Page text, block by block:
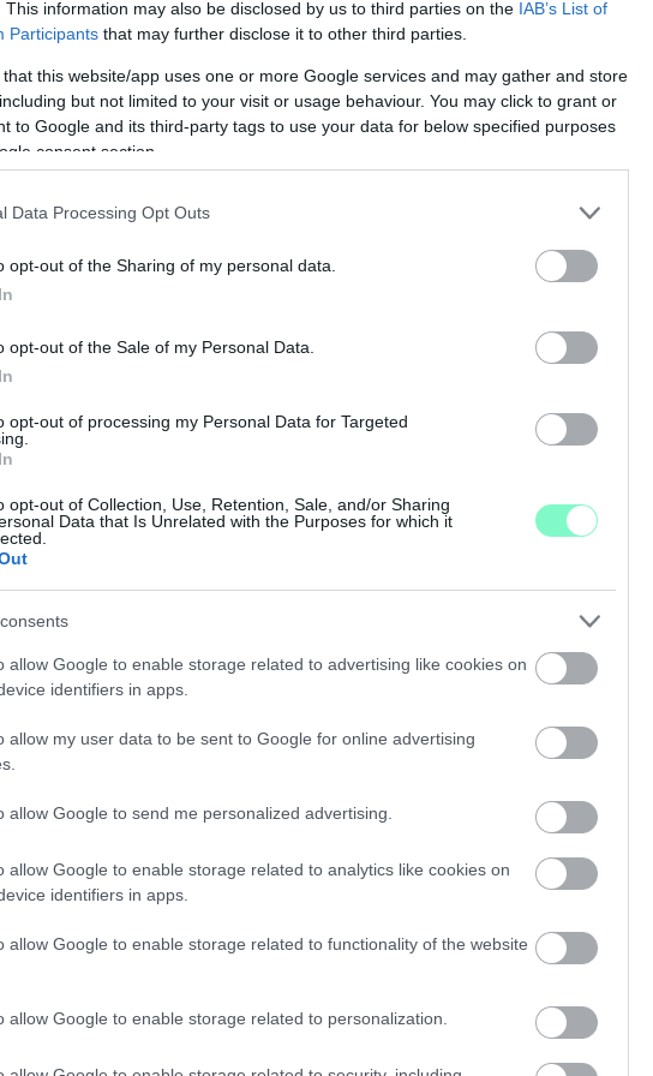
This information may also be disclosed by us to third parties on the IAB’s List of
Participants that may further disclose it to other third parties.
that this website/app uses one or more Google services and may gather and store
but not limited to your visit or usage behaviour. You may click to grant or
to Google and its third-party tags to use your data for below specified purposes
consent section.
Data Processing Opt Outs
opt-out of the Sharing of my personal data.
opt-out of the Sale of my Personal Data.
opt-out of processing my Personal Data for Targeted
opt-out of Collection, Use, Retention, Sale, and/or Sharing
Data that Is Unrelated with the Purposes for which it
allow Google to enable storage related to advertising like cookies on
identifiers in apps.
allow my user data to be sent to Google for online advertising
allow Google to send me personalized advertising.
allow Google to enable storage related to analytics like cookies on
identifiers in apps.
allow Google to enable storage related to functionality of the website
allow Google to enable storage related to personalization.
eljárás során kerül sor a részletes pénzügyi
majd a végelszámolási mérleget elfogadó
törvényi szintű jogszabályi változást követ,
közfeladatok ellátásán túl más építési
munkáin kívül nem láthat el.
kiépítését a társulás megkezdte, holott
jogszabályi változás okozta tilalom?
ugyanist ezt a helyi szabályzatok, és
már megkezdett, lakosság által kért feladat.
vállalom a felelősséget!
fel Önt, mert elkezdődne az út kiépítése?
nem a társulat közfeladata, hanem a 2008.
megállapodás tárgya volt, amely jogi és
alkalommal a beruházással érintett
beszélgettünk volna erről ismételten a város
kértünk időpontot, sajnos nem tudott
és még most is lenne mit megbeszélni.
bizottság és könyvelő működik, a NAV
felügyeleti eljárás mellett. Soha nem volt
EXTRA: A
NYITJA ÚJ
A „Zenélő
szeptember
a közönség a
PERL,
VAN A